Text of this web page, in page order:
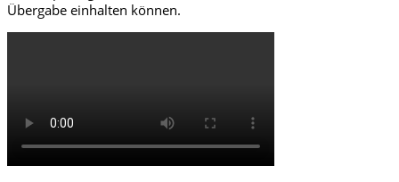
Übergabe einhalten können.